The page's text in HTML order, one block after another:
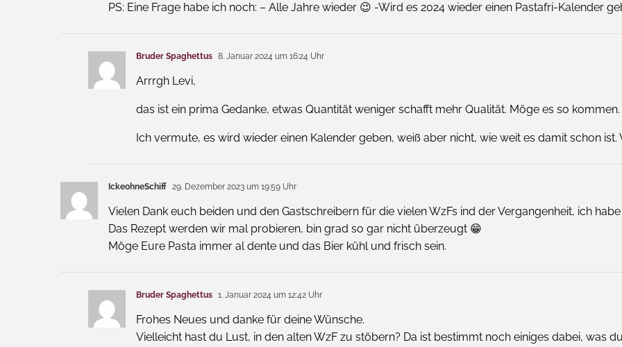
PS: Eine Frage habe ich noch: – Alle Jahre wieder 😉 -Wird es 2024 wieder einen Pastafri-Kalender
Bruder Spaghettus 8. Januar 2024 um 16:24 Uhr
Arrrgh Levi,
das ist ein prima Gedanke, etwas Quantität weniger schafft mehr Qualität. Möge es so kommen.
Ich vermute, es wird wieder einen Kalender geben, weiß aber nicht, wie weit es damit schon
IckeohneSchiff 29. Dezember 2023 um 19:59 Uhr
Vielen Dank euch beiden und den Gastschreibern für die vielen WzFs ind der Vergangenheit, ich
Das Rezept werden wir mal probieren, bin grad so gar nicht überzeugt 😁
Möge Eure Pasta immer al dente und das Bier kühl und frisch sein.
Bruder Spaghettus 1. Januar 2024 um 12:42 Uhr
Frohes Neues und danke für deine Wünsche.
Vielleicht hast du Lust, in den alten WzF zu stöbern? Da ist bestimmt noch einiges dabei, was